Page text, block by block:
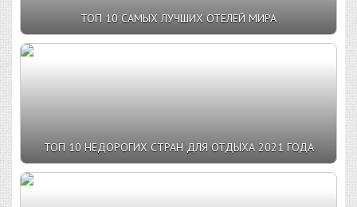
ТОП 10 САМЫХ ЛУЧШИХ ОТЕЛЕЙ МИРА
ТОП 10 НЕДОРОГИХ СТРАН ДЛЯ ОТДЫХА 2021 ГОДА